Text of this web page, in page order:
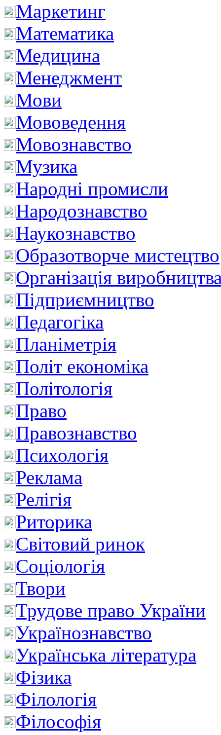
Маркетинг
Математика
Медицина
Менеджмент
Мови
Мововедення
Мовознавство
Музика
Народні промисли
Народознавство
Наукознавство
Образотворче мистецтво
Організація
Підприємництво
Педагогіка
Планіметрія
Політ економіка
Політологія
Право
Правознавство
Психологія
Реклама
Релігія
Риторика
Світовий ринок
Соціологія
Твори
Трудове право України
Українознавство
Українська література
Фізика
Філологія
Філософія